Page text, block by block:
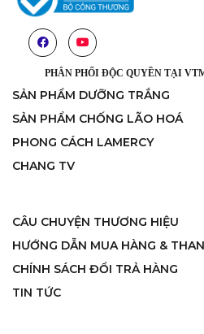
PHÂN PHỐI ĐỘC QUYỀN TẠI
SẢN PHẨM DƯỠNG TRẮNG
SẢN PHẨM CHỐNG LÃO HOÁ
PHONG CÁCH LAMERCY
CHANG TV
CÂU CHUYỆN THƯƠNG HIỆU
HƯỚNG DẪN MUA HÀNG &
CHÍNH SÁCH ĐỔI TRẢ HÀNG
TIN TỨC